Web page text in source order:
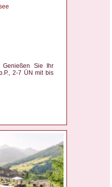
Genießen Sie Ihr
2-7 ÜN mit bis